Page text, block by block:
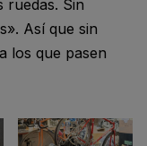
ruedas. Sin
Así que sin
los que pasen